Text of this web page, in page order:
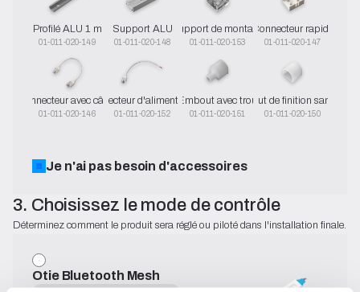
Profilé ALU 1 m
01-011-020-149
Support ALU
01-011-020-148
Support de montage
01-011-020-153
Connecteur rapide
01-011-020-147
Connecteur avec câble
01-011-020-146
Connecteur d'alimentation
01-011-020-152
Embout avec trou
01-011-020-151
Embout de finition sans trou
01-011-020-150
Je n'ai pas besoin d'accessoires
3. Choisissez le mode de contrôle
Déterminez comment le produit sera réglé ou piloté dans l'installation finale.
Otie Bluetooth Mesh